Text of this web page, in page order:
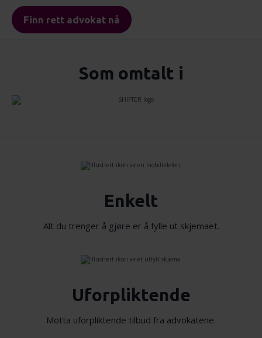
vårt, med partnerne våre innen sosiale medier,
annonsering og analysearbeid, som kan kombinere den
tjenestene deres.
Finn rett advokat nå
Som omtalt i
Enkelt
Alt du trenger å gjøre er å fylle ut skjemaet.
Uforpliktende
Motta uforpliktende tilbud fra advokatene.